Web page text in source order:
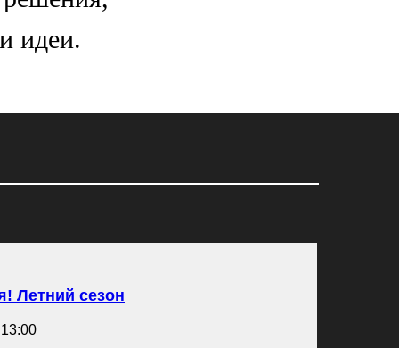
идеи.
Летний сезон